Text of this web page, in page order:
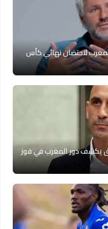
لاحتضان نهائي كأس
يكشف دور المغرب في فوز